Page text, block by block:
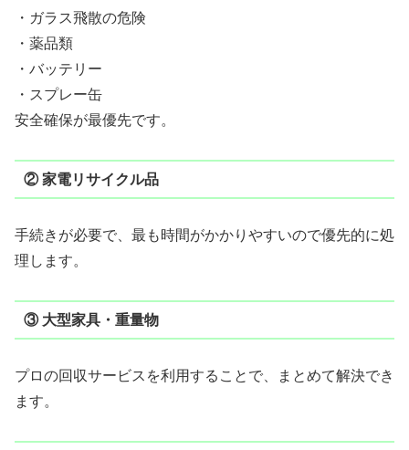
・ガラス飛散の危険
・薬品類
・バッテリー
・スプレー缶
安全確保が最優先です。
② 家電リサイクル品
手続きが必要で、最も時間がかかりやすいので優先的に処
理します。
③ 大型家具・重量物
プロの回収サービスを利用することで、まとめて解決でき
ます。